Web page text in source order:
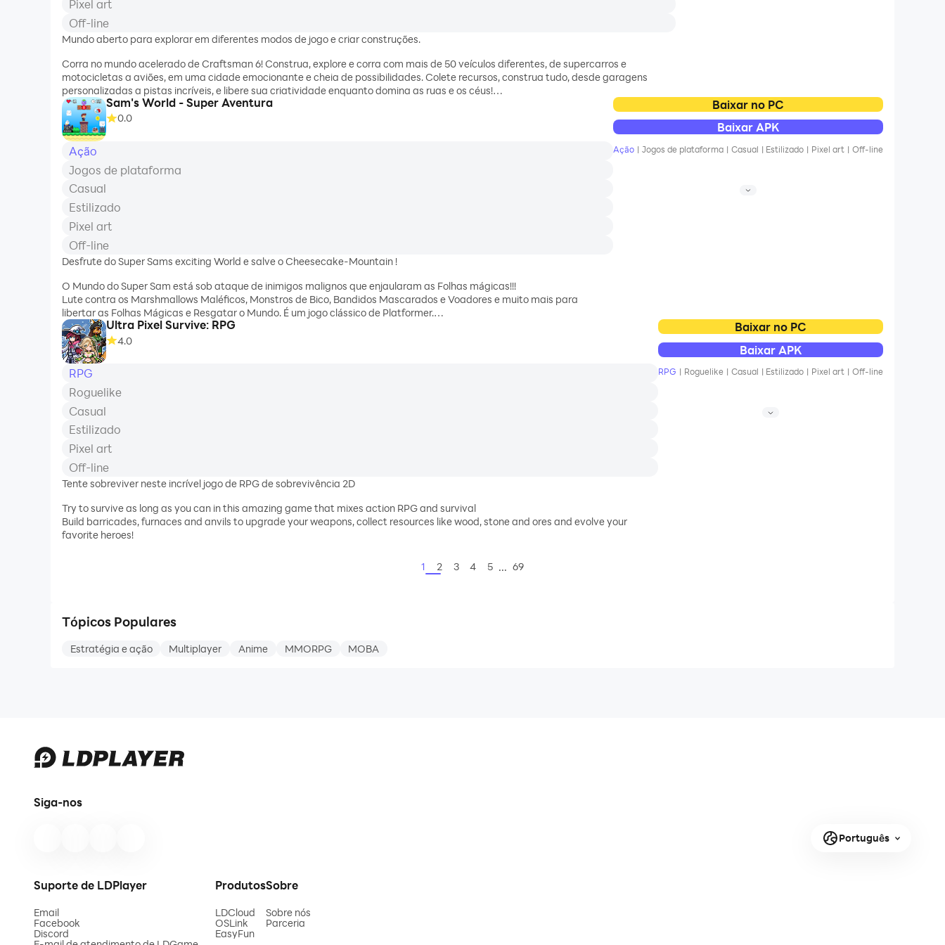
Pixel art
Off-line
Mundo aberto para explorar em diferentes modos de jogo e criar construções.
Corra no mundo acelerado de Craftsman 6! Construa, explore e corra com mais de 50 veículos diferentes, de supercarros e
motocicletas a aviões, em uma cidade emocionante e cheia de possibilidades. Colete recursos, construa tudo, desde garagens
personalizadas a pistas incríveis, e libere sua criatividade enquanto domina as ruas e os céus!
Corra com todos os tipos de veículos! Cada um tem habilidades únicas que mudarão a maneira como você corre. Você prefere a
velocidade dos supercarros, a manobrabilida
Sam's World - Super Aventura
0.0
Ação
Jogos de plataforma
Casual
Estilizado
Pixel art
Off-line
Desfrute do Super Sams exciting World e salve o Cheesecake-Mountain !
O Mundo do Super Sam está sob ataque de inimigos malignos que enjaularam as Folhas mágicas!!!
Lute contra os Marshmallows Maléficos, Monstros de Bico, Bandidos Mascarados e Voadores e muito mais para
libertar as Folhas Mágicas e Resgatar o Mundo. É um jogo clássico de Platformer.
Sam precisa de sua ajuda no mundo subaquático e também quando ele está cercado por Lava ou pela Selva. Este
clássico Jump & Run Adventure é para todos em todas as faixas etárias. Recolha as moedas e jogue Uvas contra
Baixar no PC
Baixar APK
Ação | Jogos de plataforma | Casual | Estilizado | Pixel art | Off-line
Ultra Pixel Survive: RPG
4.0
RPG
Roguelike
Casual
Estilizado
Pixel art
Off-line
Tente sobreviver neste incrível jogo de RPG de sobrevivência 2D
Try to survive as long as you can in this amazing game that mixes action RPG and survival
Build barricades, furnaces and anvils to upgrade your weapons, collect resources like wood, stone and ores and evolve your
favorite heroes!
Baixar no PC
Baixar APK
RPG | Roguelike | Casual | Estilizado | Pixel art | Off-line
1 2 3 4 5 ... 69
Tópicos Populares
Estratégia e ação Multiplayer Anime MMORPG MOBA
Siga-nos
Português
Suporte de LDPlayer
Email
Facebook
Discord
Produtos
LDCloud
OSLink
EasyFun
Sobre
Sobre nós
Parceria